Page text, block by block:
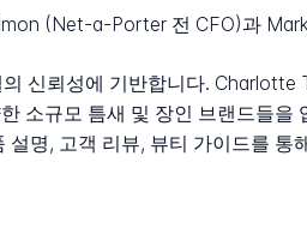
(Net-a-Porter 전 CFO)과
신뢰성에 기반합니다.
소규모 틈새 및 장인 브랜드들
명, 고객 리뷰, 뷰티 가이드를